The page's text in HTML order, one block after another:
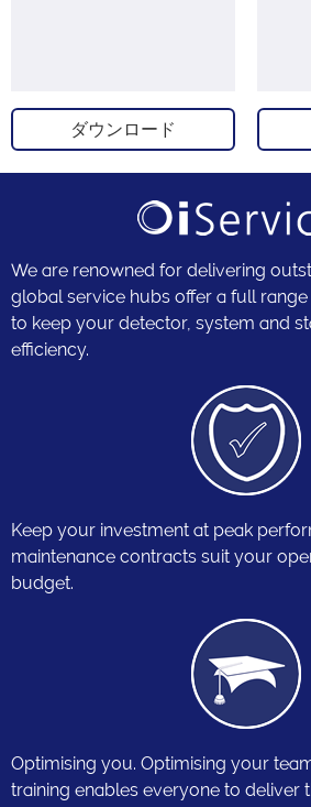
ダウンロード
We are renowned for delivering
global service hubs offer a full
to keep your detector, system and
efficiency.
Keep your investment at peak
maintenance contracts suit your
budget.
Optimising you. Optimising your
training enables everyone to deliver